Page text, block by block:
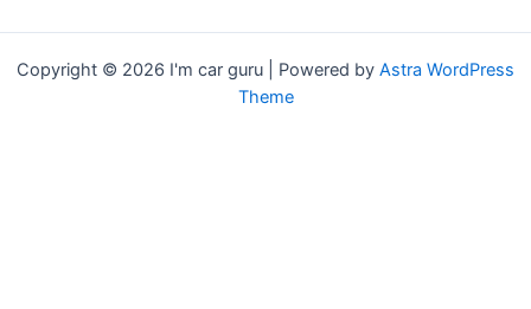
Copyright © 2026 I'm car guru | Powered by Astra WordPress
Theme